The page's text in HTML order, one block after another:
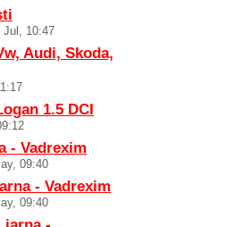
Jul, 10:47
Audi, Skoda,
1.5 DCI
- Vadrexim
09:40
- Vadrexim
09:40